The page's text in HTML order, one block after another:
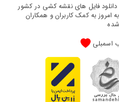
فایل های نقشه کشی در کشور
و تا به امروز به کمک کاربران و همکاران
شده
اسمبلی